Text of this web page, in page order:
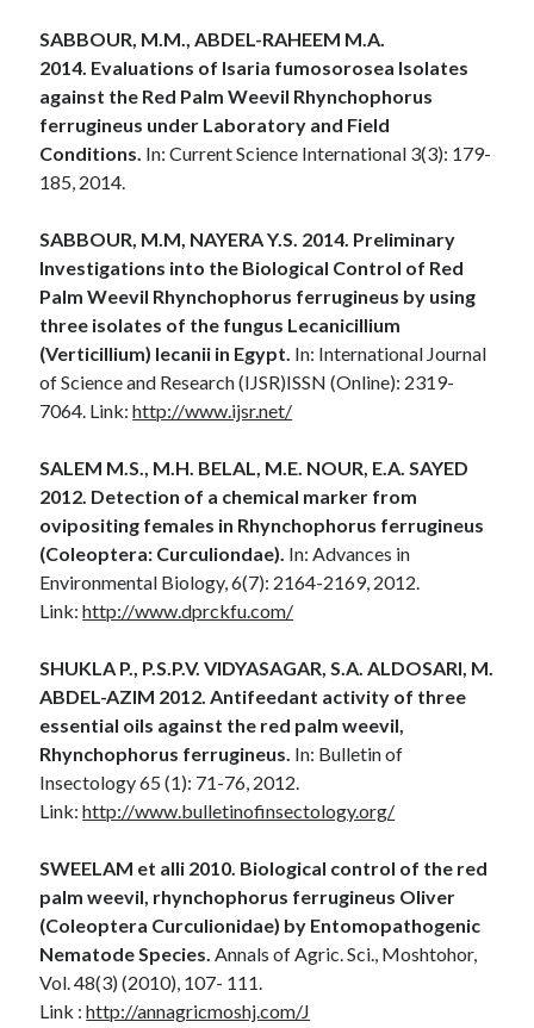
SABBOUR, M.M., ABDEL-RAHEEM M.A.
2014. Evaluations of Isaria fumosorosea Isolates
against the Red Palm Weevil Rhynchophorus
ferrugineus under Laboratory and Field
Conditions. In: Current Science International 3(3): 179-
185, 2014.
SABBOUR, M.M, NAYERA Y.S. 2014. Preliminary
Investigations into the Biological Control of Red
Palm Weevil Rhynchophorus ferrugineus by using
three isolates of the fungus Lecanicillium
(Verticillium) lecanii in Egypt. In: International Journal
of Science and Research (IJSR)ISSN (Online): 2319-
7064. Link:http://www.ijsr.net/
SALEM M.S., M.H. BELAL, M.E. NOUR, E.A. SAYED
2012. Detection of a chemical marker from
ovipositing females in Rhynchophorus ferrugineus
(Coleoptera: Curculiondae). In: Advances in
Environmental Biology, 6(7): 2164-2169, 2012.
Link:http://www.dprckfu.com/
SHUKLA P., P.S.P.V. VIDYASAGAR, S.A. ALDOSARI, M.
ABDEL-AZIM 2012. Antifeedant activity of three
essential oils against the red palm weevil,
Rhynchophorus ferrugineus. In: Bulletin of
Insectology 65 (1): 71-76, 2012.
Link:http://www.bulletinofinsectology.org/
SWEELAM et alli 2010. Biological control of the red
palm weevil, rhynchophorus ferrugineus Oliver
(Coleoptera Curculionidae) by Entomopathogenic
Nematode Species.Annals of Agric. Sci., Moshtohor,
Vol. 48(3) (2010), 107- 111.
Link :http://annagricmoshj.com/J